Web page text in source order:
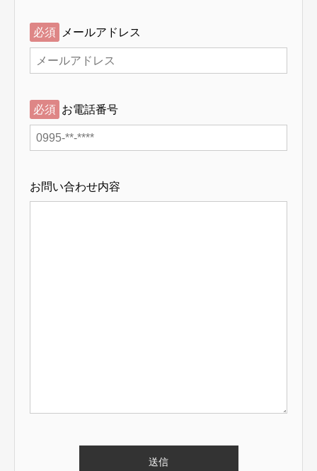
必須 メールアドレス
必須 お電話番号
お問い合わせ内容